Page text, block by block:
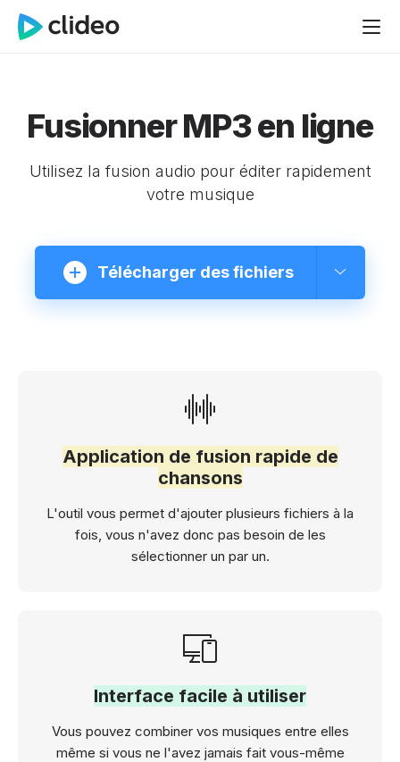
Fusionner MP3 en ligne
Utilisez la fusion audio pour éditer rapidement
votre musique
Télécharger des fichiers
Application de fusion rapide de
chansons
L'outil vous permet d'ajouter plusieurs fichiers à la
fois, vous n'avez donc pas besoin de les
sélectionner un par un.
Interface facile à utiliser
Vous pouvez combiner vos musiques entre elles
même si vous ne l'avez jamais fait vous-même